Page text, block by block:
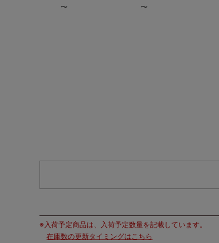
〜
〜
※入荷予定商品は、入荷予定数量を記載しています。
在庫数の更新タイミングはこちら